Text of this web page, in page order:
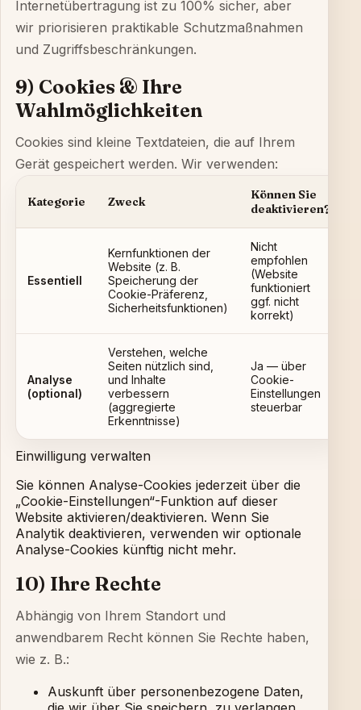
Internetübertragung ist zu 100% sicher, aber
wir priorisieren praktikable Schutzmaßnahmen
und Zugriffsbeschränkungen.
9) Cookies & Ihre
Wahlmöglichkeiten
Cookies sind kleine Textdateien, die auf Ihrem
Gerät gespeichert werden. Wir verwenden:
Kategorie Zweck
Können Sie
deaktivieren?
Essentiell
Kernfunktionen der
Website (z. B.
Speicherung der
Cookie-Präferenz,
Sicherheitsfunktionen)
Nicht
empfohlen
(Website
funktioniert
ggf. nicht
korrekt)
Analyse
(optional)
Verstehen, welche
Seiten nützlich sind,
und Inhalte
verbessern
(aggregierte
Erkenntnisse)
Ja — über
Cookie-
Einstellungen
steuerbar
Einwilligung verwalten
Sie können Analyse-Cookies jederzeit über die
„Cookie-Einstellungen“-Funktion auf dieser
Website aktivieren/deaktivieren. Wenn Sie
Analytik deaktivieren, verwenden wir optionale
Analyse-Cookies künftig nicht mehr.
10) Ihre Rechte
Abhängig von Ihrem Standort und
anwendbarem Recht können Sie Rechte haben,
wie z. B.:
Auskunft über personenbezogene Daten,